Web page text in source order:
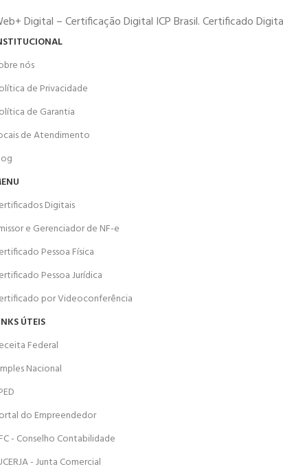
Digital – Certificação Digital ICP Brasil. Certificado
nós
de Privacidade
de Garantia
de Atendimento
Digitais
e Gerenciador de NF-e
Pessoa Física
Pessoa Jurídica
por Videoconferência
ÚTEIS
Federal
Nacional
do Empreendedor
- Conselho Contabilidade
- Junta Comercial